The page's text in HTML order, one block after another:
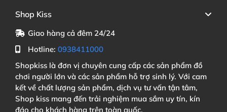
Shop Kiss
Giao hàng cả đêm 24/24
Hotline: 0938411000
Shopkiss là đơn vị chuyên cung cấp các sản phẩm đồ
chơi người lớn và các sản phẩm hỗ trợ sinh lý. Với cam
kết về chất lượng sản phẩm, dịch vụ tư vấn tận tâm,
Shop kiss mang đến trải nghiệm mua sắm uy tín, kín
đáo cho khách hàng trên toàn quốc.